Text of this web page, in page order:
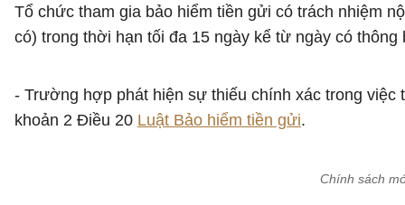
Tổ chức tham gia bảo hiểm tiền gửi có trách nhiệm
có) trong thời hạn tối đa 15 ngày kể từ ngày có thông
- Trường hợp phát hiện sự thiếu chính xác trong
khoản 2 Điều 20 Luật Bảo hiểm tiền gửi.
Chính sách